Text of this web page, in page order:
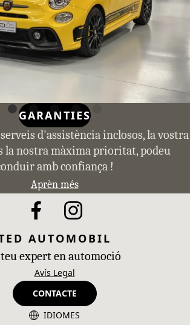
GARANTIES
d'assistència inclosos, la vostra
la nostra màxima prioritat, podeu
amb confiança !
Aprèn més
AUTOMOBIL
expert en automoció
Avís Legal
CONTACTE
IDIOMES